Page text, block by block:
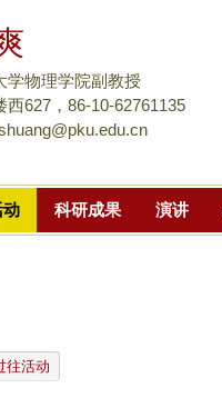
主
学物理学院副教授
西627，86-10-62761135
动 科研成果 演讲
往活动